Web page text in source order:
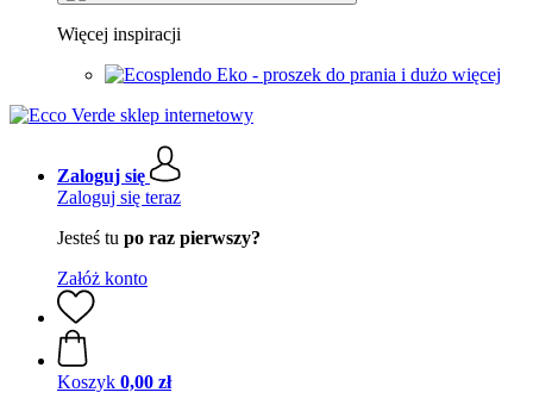
Więcej inspiracji
Eko - proszek do prania i dużo więcej
Zaloguj się
Zaloguj się teraz
Jesteś tu po raz pierwszy?
Załóż konto
Koszyk 0,00 zł